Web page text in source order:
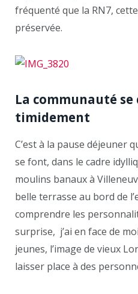
fréquenté que la RN7,
préservée.
La communauté
timidement
C’est à la pause déjeuner
se font, dans le cadre
moulins banaux à
belle terrasse au bord de
comprendre les
surprise, j’ai en face de
jeunes, l’image de vieux
laisser place à des